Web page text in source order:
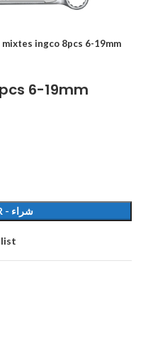
mixtes ingco 8pcs 6-19mm
6-19mm
ACHETER - شراء